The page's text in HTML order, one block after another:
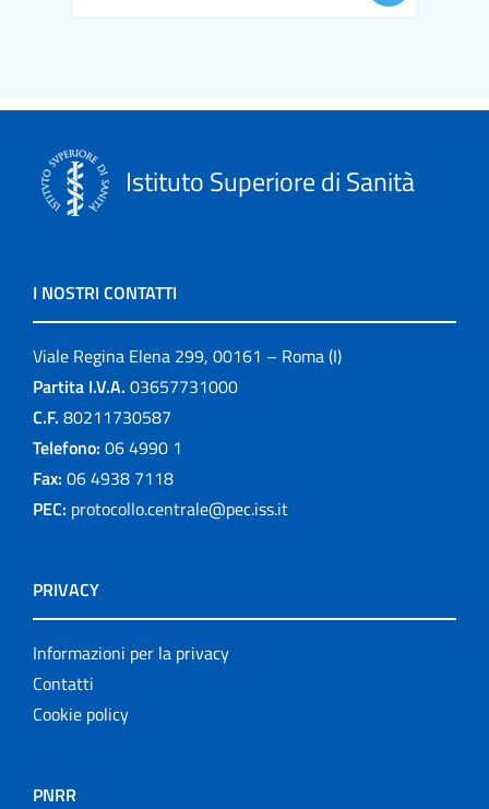
Istituto Superiore di Sanità
I NOSTRI CONTATTI
Viale Regina Elena 299, 00161 – Roma (I)
Partita I.V.A. 03657731000
C.F. 80211730587
Telefono: 06 4990 1
Fax: 06 4938 7118
PEC: protocollo.centrale@pec.iss.it
PRIVACY
Informazioni per la privacy
Contatti
Cookie policy
PNRR